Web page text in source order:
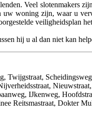
Veel slotenmakers
woning zijn, waar u
veiligheidsplan
hij u al dan niet kan
Twijgstraat,
IJkenweg,
Reitsmastraat, Dokter